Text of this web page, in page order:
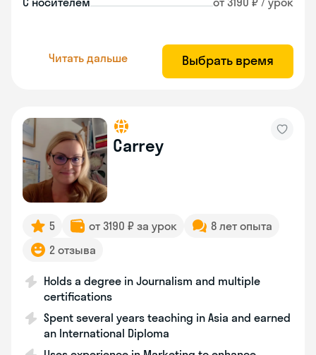
Читать дальше Выбрать время
Carrey
5 от 3190 ₽ за урок
8 лет опыта
2 отзыва
Holds a degree in Journalism and multiple
certifications
Spent several years teaching in Asia and earned
an International Diploma